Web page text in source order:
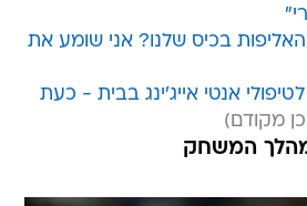
בכיס שלנו? אני שומע את
אנטי אייג'ינג בבית - כעת
המשחק